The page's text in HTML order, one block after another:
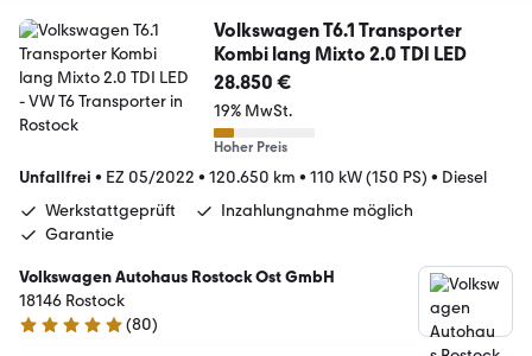
Volkswagen T6.1 Transporter
Kombi lang Mixto 2.0 TDI LED
28.850 €
19% MwSt.
Hoher Preis
Unfallfrei • EZ 05/2022 • 120.650 km • 110 kW (150 PS) • Diesel
Werkstattgeprüft
Inzahlungnahme möglich
Garantie
Volkswagen Autohaus Rostock Ost GmbH
18146 Rostock
4.9 Sterne
(80)